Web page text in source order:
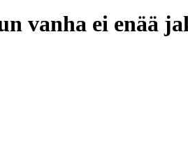
vanha ei enää